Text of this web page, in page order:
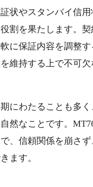
状やスタンバイ信用
割を果たします。
に保証内容を調整
維持する上で不可
にわたることも多
然なことです。
、信頼関係を崩さ
ます。